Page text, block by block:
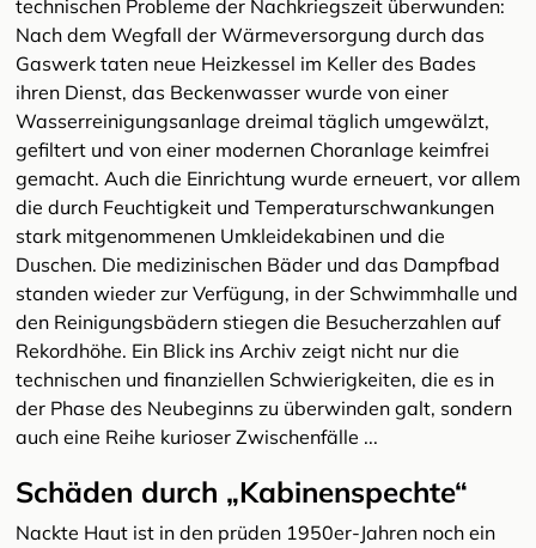
technischen Probleme der Nachkriegszeit überwunden:
Nach dem Wegfall der Wärmeversorgung durch das
Gaswerk taten neue Heizkessel im Keller des Bades
ihren Dienst, das Beckenwasser wurde von einer
Wasserreinigungsanlage dreimal täglich umgewälzt,
gefiltert und von einer modernen Choranlage keimfrei
gemacht. Auch die Einrichtung wurde erneuert, vor allem
die durch Feuchtigkeit und Temperaturschwankungen
stark mitgenommenen Umkleidekabinen und die
Duschen. Die medizinischen Bäder und das Dampfbad
standen wieder zur Verfügung, in der Schwimmhalle und
den Reinigungsbädern stiegen die Besucherzahlen auf
Rekordhöhe. Ein Blick ins Archiv zeigt nicht nur die
technischen und finanziellen Schwierigkeiten, die es in
der Phase des Neubeginns zu überwinden galt, sondern
auch eine Reihe kurioser Zwischenfälle ...
Schäden durch „Kabinenspechte“
Nackte Haut ist in den prüden 1950er-Jahren noch ein